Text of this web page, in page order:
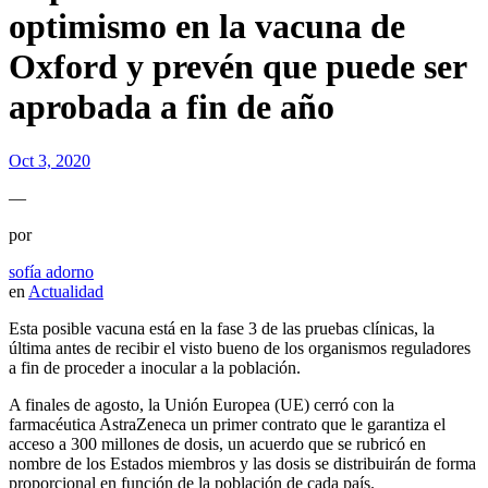
optimismo en la vacuna de
Oxford y prevén que puede ser
aprobada a fin de año
Oct 3, 2020
—
por
sofía adorno
en Actualidad
Esta posible vacuna está en la fase 3 de las pruebas clínicas, la
última antes de recibir el visto bueno de los organismos reguladores
a fin de proceder a inocular a la población.
A finales de agosto, la Unión Europea (UE) cerró con la
farmacéutica AstraZeneca un primer contrato que le garantiza el
acceso a 300 millones de dosis, un acuerdo que se rubricó en
nombre de los Estados miembros y las dosis se distribuirán de forma
proporcional en función de la población de cada país.